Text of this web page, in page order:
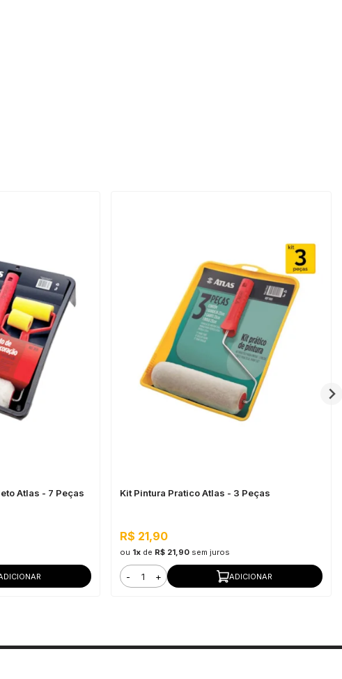
Atlas - 7 Peças Kit Pintura Pratico Atlas - 3 Peças
R$ 21,90
ou 1xde R$ 21,90 sem juros
- + ADICIONAR